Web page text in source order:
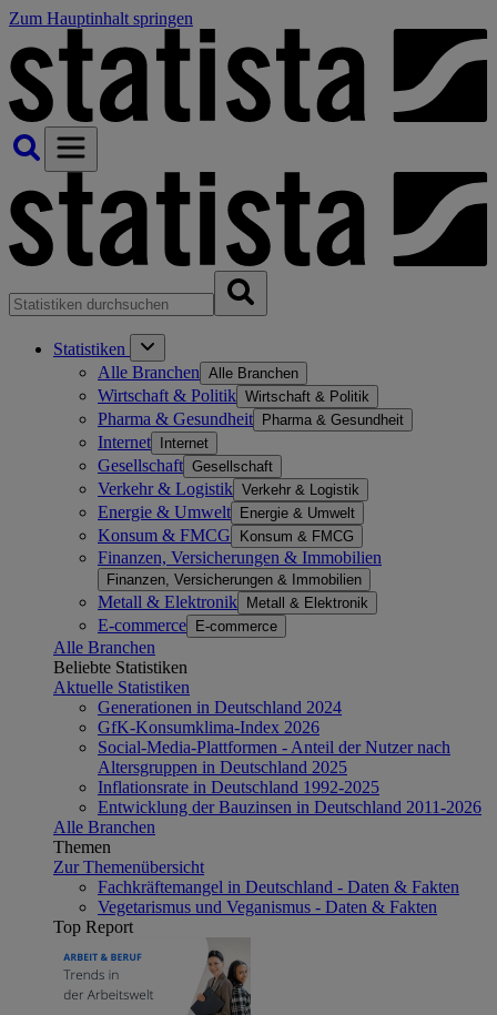
Zum Hauptinhalt springen
Statistiken
Alle Branchen Alle Branchen
Wirtschaft & Politik Wirtschaft & Politik
Pharma & Gesundheit Pharma & Gesundheit
Internet Internet
Gesellschaft Gesellschaft
Verkehr & Logistik Verkehr & Logistik
Energie & Umwelt Energie & Umwelt
Konsum & FMCG Konsum & FMCG
Finanzen, Versicherungen & Immobilien
Finanzen, Versicherungen & Immobilien
Metall & Elektronik Metall & Elektronik
E-commerce E-commerce
Alle Branchen
Beliebte Statistiken
Aktuelle Statistiken
Generationen in Deutschland 2024
GfK-Konsumklima-Index 2026
Social-Media-Plattformen - Anteil der Nutzer nach
Altersgruppen in Deutschland 2025
Inflationsrate in Deutschland 1992-2025
Entwicklung der Bauzinsen in Deutschland 2011-2026
Alle Branchen
Themen
Zur Themenübersicht
Fachkräftemangel in Deutschland - Daten & Fakten
Vegetarismus und Veganismus - Daten & Fakten
Top Report